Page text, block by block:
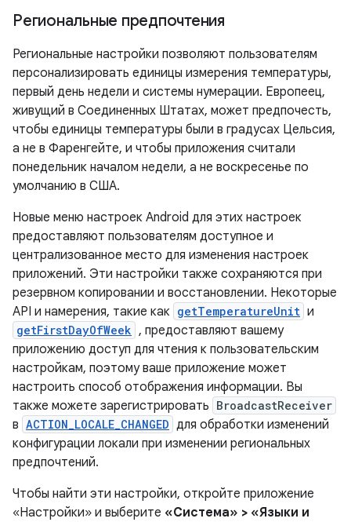
Региональные предпочтения
Региональные настройки позволяют пользователям
персонализировать единицы измерения температуры,
первый день недели и системы нумерации. Европеец,
живущий в Соединенных Штатах, может предпочесть,
чтобы единицы температуры были в градусах Цельсия,
а не в Фаренгейте, и чтобы приложения считали
понедельник началом недели, а не воскресенье по
умолчанию в США.
Новые меню настроек Android для этих настроек
предоставляют пользователям доступное и
централизованное место для изменения настроек
приложений. Эти настройки также сохраняются при
резервном копировании и восстановлении. Некоторые
API и намерения, такие как getTemperatureUnit и
getFirstDayOfWeek , предоставляют вашему
приложению доступ для чтения к пользовательским
настройкам, поэтому ваше приложение может
настроить способ отображения информации. Вы
также можете зарегистрировать BroadcastReceiver
в ACTION_LOCALE_CHANGED для обработки изменений
конфигурации локали при изменении региональных
предпочтений.
Чтобы найти эти настройки, откройте приложение
«Настройки» и выберите «Система» > «Языки и